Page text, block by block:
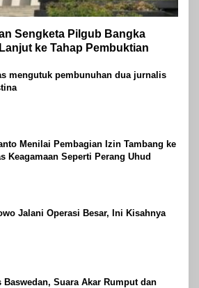
Sengketa Pilgub Bangka
ke Tahap Pembuktian
mengutuk pembunuhan dua jurnalis
Menilai Pembagian Izin Tambang ke
Keagamaan Seperti Perang Uhud
Jalani Operasi Besar, Ini Kisahnya
Baswedan, Suara Akar Rumput dan